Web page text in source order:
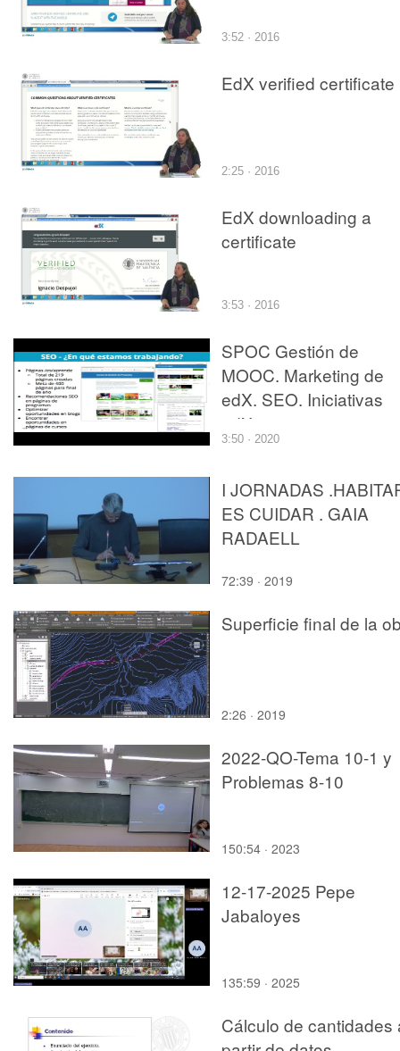
3:52 · 2016
EdX verified certificate
2:25 · 2016
EdX downloading a
certificate
3:53 · 2016
SPOC Gestión de
MOOC. Marketing de
edX. SEO. Iniciativas
edX
3:50 · 2020
I JORNADAS
ES CUIDAR . GAIA
RADAELL
72:39 · 2019
Superficie final de la
2:26 · 2019
2022-QO-Tema 10-1 y
Problemas 8-10
150:54 · 2023
12-17-2025 Pepe
Jabaloyes
135:59 · 2025
Cálculo de cantidades